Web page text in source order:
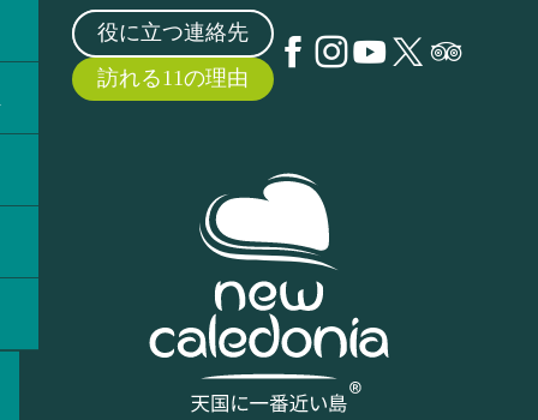
役に立つ連絡先
訪れる11の理由